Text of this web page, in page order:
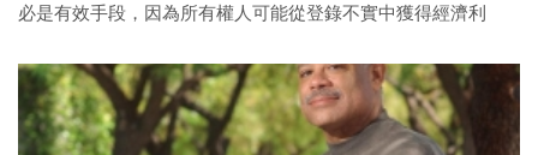
必是有效手段，因為所有權人可能從登錄不實中獲得經濟利